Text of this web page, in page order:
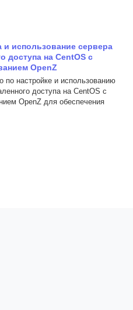
и использование сервера
доступа на CentOS с
OpenZ
по настройке и использованию
доступа на CentOS с
OpenZ для обеспечения